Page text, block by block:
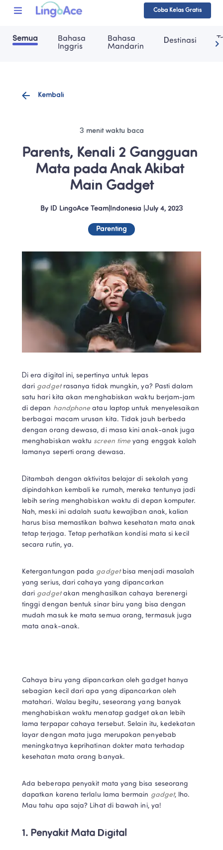
Coba Kelas Gratis
Semua
Bahasa
Inggris
Bahasa
Mandarin
Destinasi
Kembali
3 menit waktu baca
Parents, Kenali 2 Gangguan
Mata pada Anak Akibat
Main Gadget
By ID LingoAce Team| Indonesia July 4, 2023
Parenting
Di era digital ini, sepertinya untuk lepas
dari gadget rasanya tidak mungkin, ya? Pasti dalam
satu hari kita akan menghabiskan waktu berjam-jam
di depan handphone atau laptop untuk menyelesaikan
berbagai macam urusan kita. Tidak jauh berbeda
dengan orang dewasa, di masa kini anak-anak juga
menghabiskan waktu screen time yang enggak kalah
lamanya seperti orang dewasa.
Ditambah dengan aktivitas belajar di sekolah yang
dipindahkan kembali ke rumah, mereka tentunya jadi
lebih sering menghabiskan waktu di depan komputer.
Nah, meski ini adalah suatu kewajiban anak, kalian
harus bisa memastikan bahwa kesehatan mata anak
tetap terjaga. Tetap perhatikan kondisi mata si kecil
secara rutin, ya.
Ketergantungan pada gadget bisa menjadi masalah
yang serius, dari cahaya yang dipancarkan
dari gadget akan menghasilkan cahaya berenergi
tinggi dengan bentuk sinar biru yang bisa dengan
mudah masuk ke mata semua orang, termasuk juga
mata anak-anak.
Cahaya biru yang dipancarkan oleh gadget hanya
sebagian kecil dari apa yang dipancarkan oleh
matahari. Walau begitu, seseorang yang banyak
menghabiskan waktu menatap gadget akan lebih
lama terpapar cahaya tersebut. Selain itu, kedekatan
layar dengan mata juga merupakan penyebab
meningkatnya keprihatinan dokter mata terhadap
kesehatan mata orang banyak.
Ada beberapa penyakit mata yang bisa seseorang
dapatkan karena terlalu lama bermain gadget, lho.
Mau tahu apa saja? Lihat di bawah ini, ya!
1. Penyakit Mata Digital